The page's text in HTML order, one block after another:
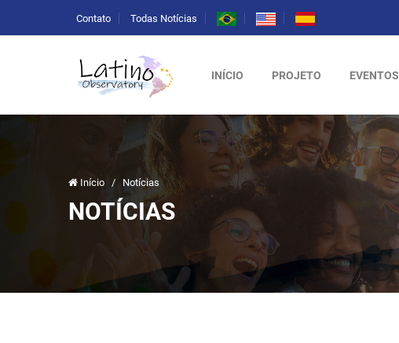
Contato Todas Notícias
INÍCIO PROJETO EVENTOS
Início / Notícias
NOTÍCIAS